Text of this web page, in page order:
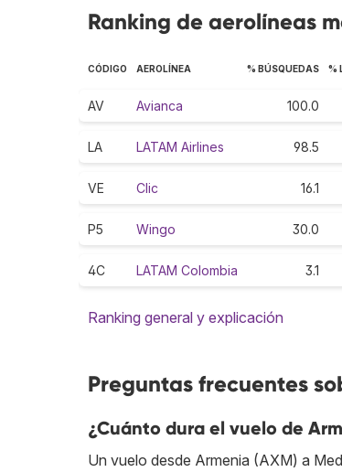
Ranking de aerolíneas
CÓDIGO AEROLÍNEA % BÚSQUEDAS %
AV Avianca 100.0
LA LATAM Airlines 98.5
VE Clic 16.1
P5 Wingo 30.0
4C LATAM Colombia 3.1
Ranking general y explicación
Preguntas frecuentes
¿Cuánto dura el vuelo de
Un vuelo desde Armenia (AXM) a